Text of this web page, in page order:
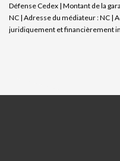
Défense Cedex | Montant de la
NC | Adresse du médiateur : NC |
juridiquement et financièrement